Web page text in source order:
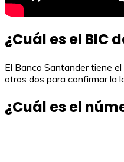
¿Cuál es el BIC
El Banco Santander tiene
otros dos para confirmar la
¿Cuál es el